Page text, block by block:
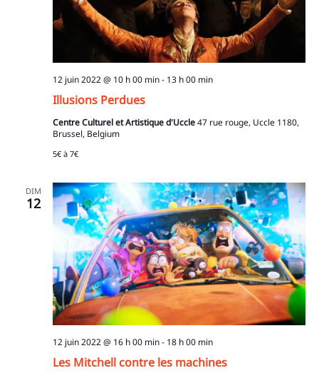
Illusions Perdues
12 juin 2022 @ 10 h 00 min- 13 h 00 min
Centre Culturel et Artistique d'Uccle47 rue rouge, Uccle 1180,
Brussel, Belgium
5€ à 7€
DIM
12
Les Mitchell contre les machines
12 juin 2022 @ 16 h 00 min- 18 h 00 min